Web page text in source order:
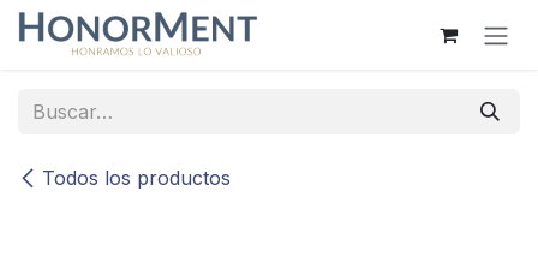
Ir al contenido
Todos los productos